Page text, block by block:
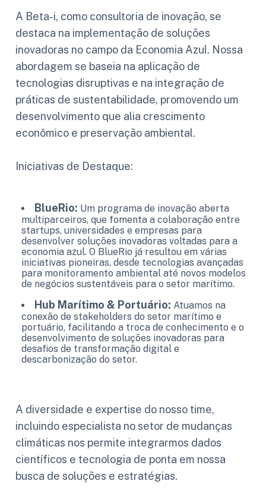
A Beta-i, como consultoria de inovação, se
destaca na implementação de soluções
inovadoras no campo da Economia Azul. Nossa
abordagem se baseia na aplicação de
tecnologias disruptivas e na integração de
práticas de sustentabilidade, promovendo um
desenvolvimento que alia crescimento
econômico e preservação ambiental.
Iniciativas de Destaque:
BlueRio: Um programa de inovação aberta
multiparceiros, que fomenta a colaboração entre
startups, universidades e empresas para
desenvolver soluções inovadoras voltadas para a
economia azul. O BlueRio já resultou em várias
iniciativas pioneiras, desde tecnologias avançadas
para monitoramento ambiental até novos modelos
de negócios sustentáveis para o setor marítimo.
Hub Marítimo & Portuário: Atuamos na
conexão de stakeholders do setor marítimo e
portuário, facilitando a troca de conhecimento e o
desenvolvimento de soluções inovadoras para
desafios de transformação digital e
descarbonização do setor.
A diversidade e expertise do nosso time,
incluindo especialista no setor de mudanças
climáticas nos permite integrarmos dados
científicos e tecnologia de ponta em nossa
busca de soluções e estratégias.